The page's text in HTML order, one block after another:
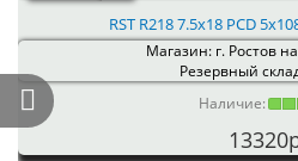
RST R218 7.5x18 PCD
Магазин: г. Ростов
Резервный
Наличие: